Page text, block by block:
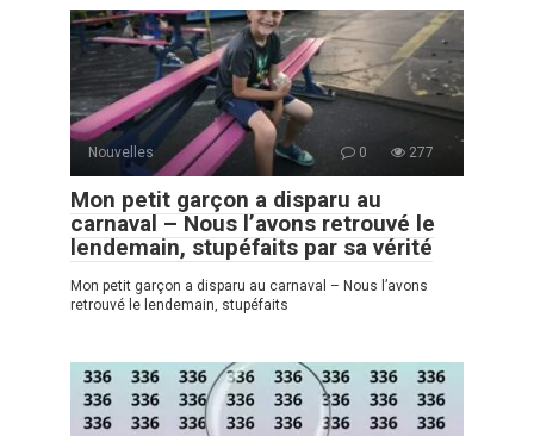
Nouvelles 0 277
Mon petit garçon a disparu au
carnaval – Nous l’avons retrouvé le
lendemain, stupéfaits par sa vérité
Mon petit garçon a disparu au carnaval – Nous l’avons
retrouvé le lendemain, stupéfaits